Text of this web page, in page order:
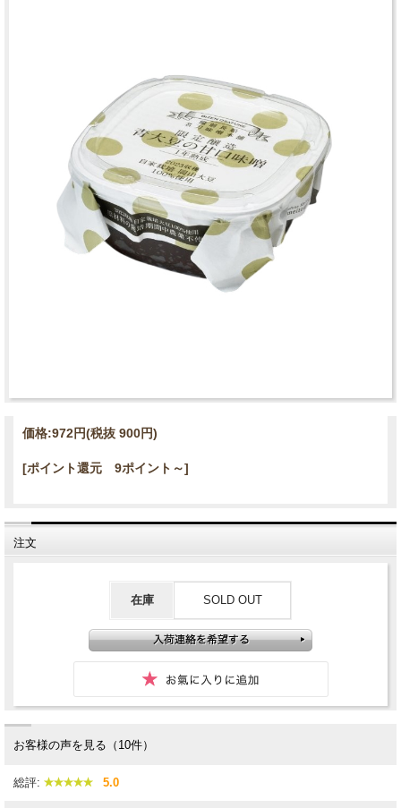
価格:972円(税抜 900円)
[ポイント還元 9ポイント～]
注文
在庫 SOLD OUT
お客様の声を見る（10件）
総評: 5.0